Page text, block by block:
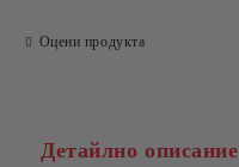
Оцени продукта
Детайлно описание